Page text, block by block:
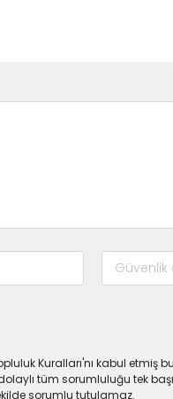
Kuralları'nı kabul etmiş
tüm sorumluluğu tek
sorumlu tutulamaz.